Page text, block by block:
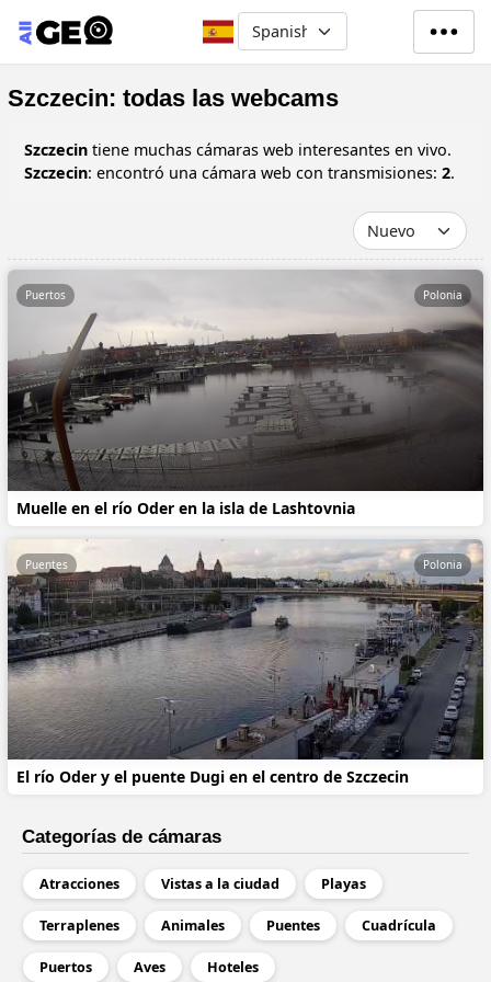
Pasar al contenido principal
Select your language
Szczecin: todas las webcams
Szczecin tiene muchas cámaras web interesantes en vivo.
Szczecin: encontró una cámara web con transmisiones: 2.
Muelle en el río Oder en la isla de Lashtovnia
Puertos Polonia
El río Oder y el puente Dugi en el centro de Szczecin
Puentes Polonia
Categorías de cámaras
Atracciones Vistas a la ciudad Playas
Terraplenes Animales Puentes Cuadrícula
Puertos Aves Hoteles